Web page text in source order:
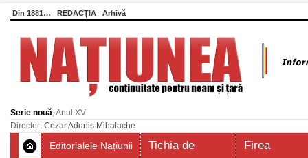
Din 1881… REDACȚIA Arhivă
Serie nouă, Anul XV
Director: Cezar Adonis Mihalache
Editorialele Națiunii
Tichia de
Firea